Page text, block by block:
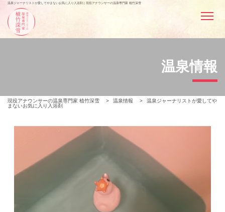
温泉ジャーナリストが愛してやまないお気に入り入浴剤 | 現役アナウンサーの温泉専門家 植竹深雪
温泉情報
現役アナウンサーの温泉専門家 植竹深雪 > 温泉情報 >
温泉ジャーナリストが愛してや
まないお気に入り入浴剤